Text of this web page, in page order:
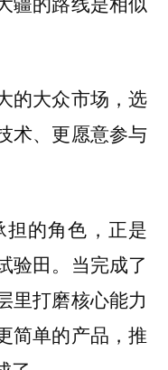
的大众市场，选
术、更愿意参与
担的角色，正是
验田。当完成了
里打磨核心能力
简单的产品，推